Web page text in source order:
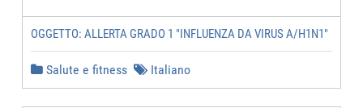
OGGETTO: ALLERTA GRADO 1 "INFLUENZA DA VIRUS A/H1N1"
Salute e fitness Italiano